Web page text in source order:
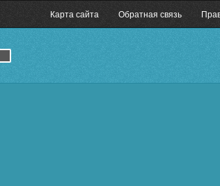
Карта сайта Обратная связь